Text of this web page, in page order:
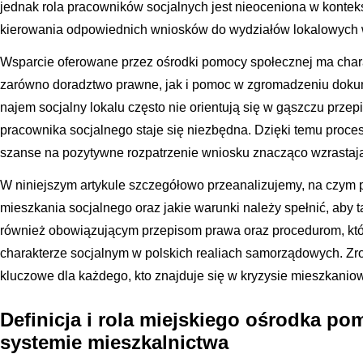
jednak rola pracowników socjalnych jest nieoceniona w
kierowania odpowiednich wniosków do wydziałów lokalowych
Wsparcie oferowane przez ośrodki pomocy społecznej ma
zarówno doradztwo prawne, jak i pomoc w zgromadzeniu
najem socjalny lokalu często nie orientują się w gąszczu
pracownika socjalnego staje się niezbędna. Dzięki temu
szanse na pozytywne rozpatrzenie wniosku znacząco
W niniejszym artykule szczegółowo przeanalizujemy, na
mieszkania socjalnego oraz jakie warunki należy spełnić, aby
również obowiązującym przepisom prawa oraz procedurom,
charakterze socjalnym w polskich realiach samorządowych.
kluczowe dla każdego, kto znajduje się w kryzysie
Definicja i rola miejskiego ośrodka
systemie mieszkalnictwa